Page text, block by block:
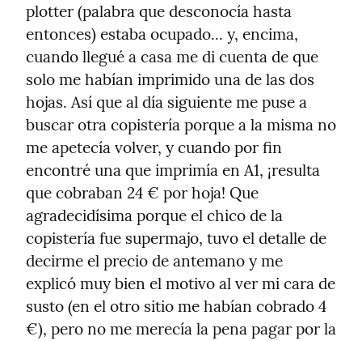
plotter (palabra que desconocía hasta
entonces) estaba ocupado... y, encima,
cuando llegué a casa me di cuenta de que
solo me habían imprimido una de las dos
hojas. Así que al día siguiente me puse a
buscar otra copistería porque a la misma no
me apetecía volver, y cuando por fin
encontré una que imprimía en A1, ¡resulta
que cobraban 24 € por hoja! Que
agradecidísima porque el chico de la
copistería fue supermajo, tuvo el detalle de
decirme el precio de antemano y me
explicó muy bien el motivo al ver mi cara de
susto (en el otro sitio me habían cobrado 4
€), pero no me merecía la pena pagar por la